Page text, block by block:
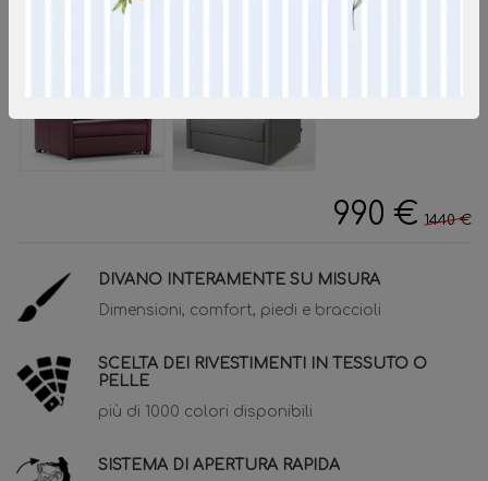
990 € 1440 €
DIVANO INTERAMENTE SU MISURA
Dimensioni, comfort, piedi e braccioli
SCELTA DEI RIVESTIMENTI IN TESSUTO O
PELLE
più di 1000 colori disponibili
SISTEMA DI APERTURA RAPIDA